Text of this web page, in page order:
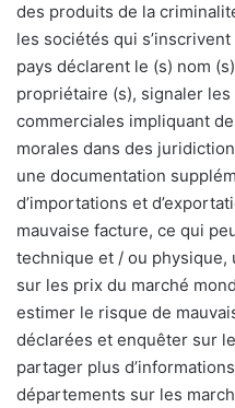
des produits de la
les sociétés qui
pays déclarent le (s) nom
propriétaire (s), signaler
commerciales impliquant
morales dans des
une documentation
d’importations et
mauvaise facture, ce qui
technique et / ou physique,
sur les prix du marché
estimer le risque de
déclarées et enquêter sur
partager plus
départements sur les